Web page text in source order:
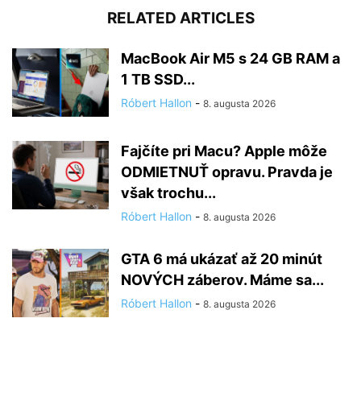
RELATED ARTICLES
MacBook Air M5 s 24 GB RAM a
1 TB SSD...
Róbert Hallon - 8. augusta 2026
Fajčíte pri Macu? Apple môže
ODMIETNUŤ opravu. Pravda je
však trochu...
Róbert Hallon - 8. augusta 2026
GTA 6 má ukázať až 20 minút
NOVÝCH záberov. Máme sa...
Róbert Hallon - 8. augusta 2026